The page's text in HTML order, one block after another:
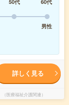
50代
60代
男性
詳しく見る
医療福祉介護関連）